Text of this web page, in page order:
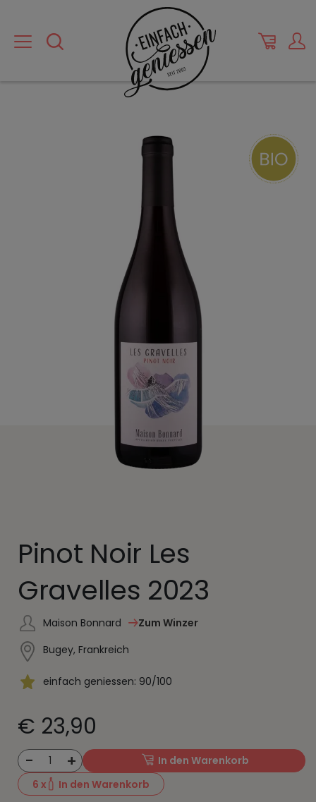
Pinot Noir Les
Gravelles 2023
Maison Bonnard
Zum Winzer
Bugey, Frankreich
einfach geniessen: 90/100
€ 23,90
- 1 +
In den Warenkorb
6 x In den Warenkorb